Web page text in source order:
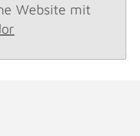
Website mit